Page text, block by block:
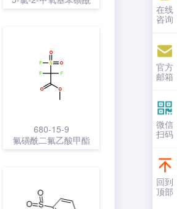
680-15-9
氟磺酰二氟乙酸甲酯
在线
咨询
官方
邮箱
微信
扫码
回到
顶部